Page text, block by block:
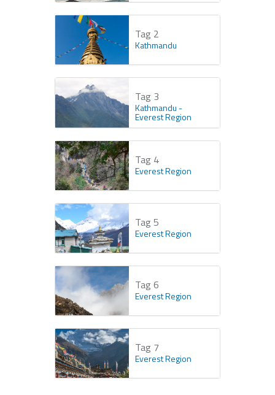
Tag 2
Kathmandu
Tag 3
Kathmandu -
Everest Region
Tag 4
Everest Region
Tag 5
Everest Region
Tag 6
Everest Region
Tag 7
Everest Region